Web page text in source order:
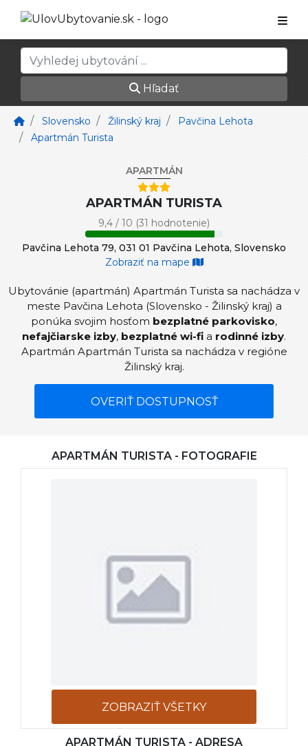
Hľadať
Slovensko Žilinský kraj
Pavčina Lehota
Apartmán Turista
APARTMÁN
APARTMÁN TURISTA
9,4 / 10 (31 hodnotenie)
Pavčina Lehota 79, 031 01 Pavčina Lehota, Slovensko
Zobraziť na mape
Ubytovánie (apartmán) Apartmán Turista sa nachádza v
meste Pavčina Lehota (Slovensko - Žilinský kraj) a
ponúka svojim hosťom bezplatné parkovisko,
nefajčiarske izby, bezplatné wi-fi a rodinné izby.
Apartmán Apartmán Turista sa nachádza v regióne
Žilinský kraj.
OVERIŤ DOSTUPNOSŤ
APARTMÁN TURISTA - FOTOGRAFIE
ZOBRAZIŤ VŠETKY
FOTOGRAFIE
APARTMÁN TURISTA - ADRESA